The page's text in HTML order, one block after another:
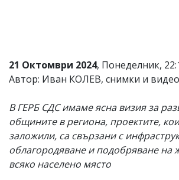
21 Октомври 2024, Понеделник,
Автор: Иван КОЛЕВ, снимки и
В ГЕРБ СДС имаме ясна визия за
общините в региона, проектите,
заложили, са свързани с
облагородяване и подобряване на
всяко населено място